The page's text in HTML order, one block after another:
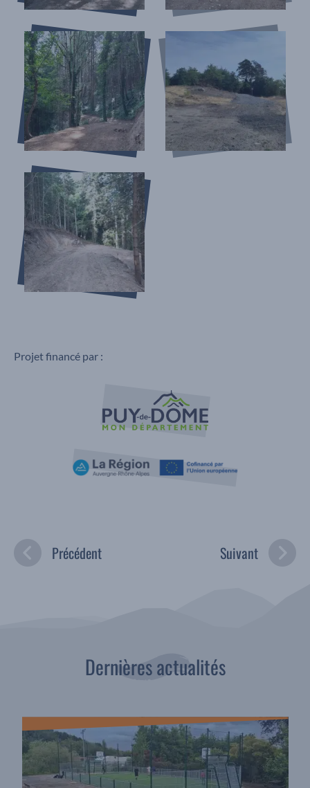
Projet financé par :
Précédent Suivant
Dernières actualités